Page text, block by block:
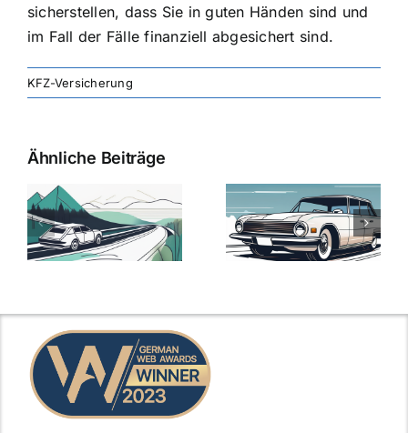
sicherstellen, dass Sie in guten Händen sind und
im Fall der Fälle finanziell abgesichert sind.
KFZ-Versicherung
Ähnliche Beiträge
Versicherung:
Günstige Kfz-
Versicherungstarife
mit Top-
Kfz-
Die besten
Angebote im